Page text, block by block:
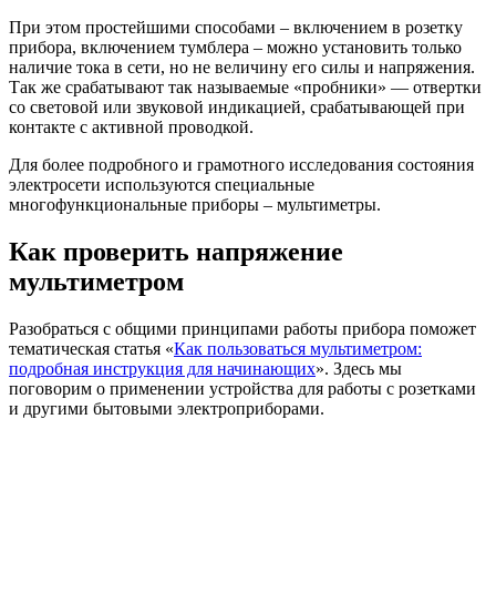
При этом простейшими способами – включением в розетку
прибора, включением тумблера – можно установить только
наличие тока в сети, но не величину его силы и напряжения.
Так же срабатывают так называемые «пробники» — отвертки
со световой или звуковой индикацией, срабатывающей при
контакте с активной проводкой.
Для более подробного и грамотного исследования состояния
электросети используются специальные
многофункциональные приборы – мультиметры.
Как проверить напряжение
мультиметром
Разобраться с общими принципами работы прибора поможет
тематическая статья «Как пользоваться мультиметром:
подробная инструкция для начинающих». Здесь мы
поговорим о применении устройства для работы с розетками
и другими бытовыми электроприборами.